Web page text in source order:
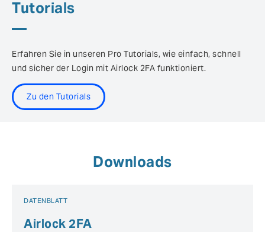
Tutorials
Erfahren Sie in unseren Pro Tutorials, wie einfach, schnell
und sicher der Login mit Airlock 2FA funktioniert.
Zu den Tutorials
Downloads
DATENBLATT
Airlock 2FA